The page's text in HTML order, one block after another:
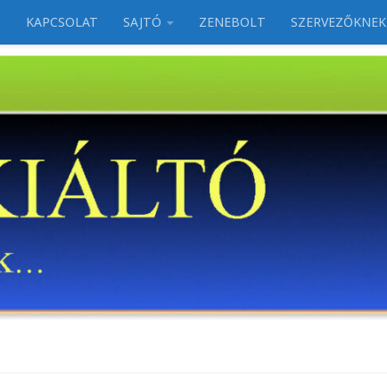
KAPCSOLAT SAJTÓ ZENEBOLT SZERVEZŐKNEK